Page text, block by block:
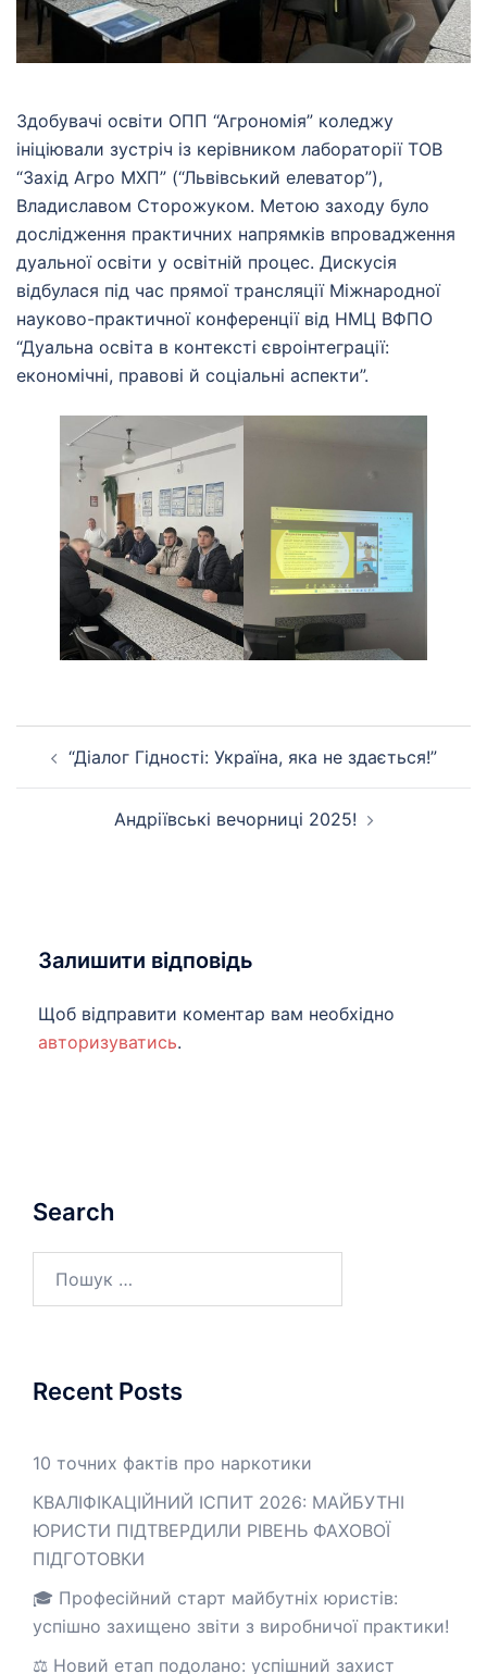
Здобувачі освіти ОПП “Агрономія” коледжу
ініціювали зустріч із керівником лабораторії ТОВ
“Захід Агро МХП” (“Львівський елеватор”),
Владиславом Сторожуком. Метою заходу було
дослідження практичних напрямків впровадження
дуальної освіти у освітній процес. Дискусія
відбулася під час прямої трансляції Міжнародної
науково-практичної конференції від НМЦ ВФПО
“Дуальна освіта в контексті євроінтеграції:
економічні, правові й соціальні аспекти”.
“Діалог Гідності: Україна, яка не здається!”
Андріївські вечорниці 2025!
Залишити відповідь
Щоб відправити коментар вам необхідно
авторизуватись.
Search
Recent Posts
10 точних фактів про наркотики
КВАЛІФІКАЦІЙНИЙ ІСПИТ 2026: МАЙБУТНІ
ЮРИСТИ ПІДТВЕРДИЛИ РІВЕНЬ ФАХОВОЇ
ПІДГОТОВКИ
🎓 Професійний старт майбутніх юристів:
успішно захищено звіти з виробничої практики!
⚖️ Новий етап подолано: успішний захист